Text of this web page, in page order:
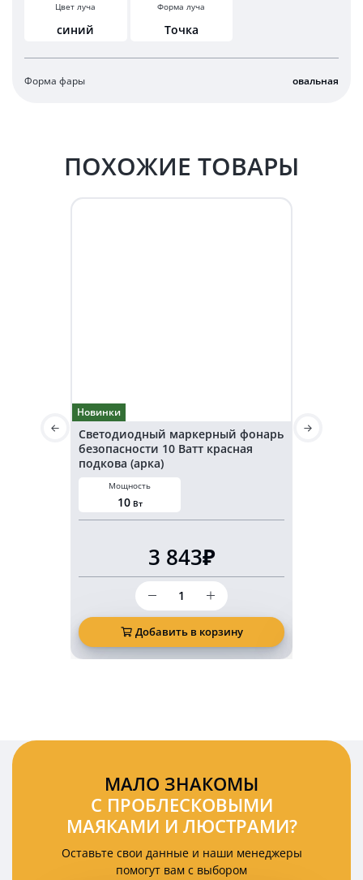
Цвет луча
синий
Форма луча
Точка
Форма фары овальная
ПОХОЖИЕ ТОВАРЫ
Новинки
Светодиодный маркерный фонарь
безопасности 10 Ватт красная
подкова (арка)
Мощность
10 Вт
3 843₽
Количество
товара
Светодиодный
маркерный
фонарь
безопасности
Добавить в корзину
МАЛО ЗНАКОМЫ
С ПРОБЛЕСКОВЫМИ
МАЯКАМИ И ЛЮСТРАМИ?
Оставьте свои данные и наши менеджеры
помогут вам с выбором